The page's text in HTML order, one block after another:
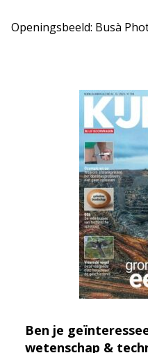
Openingsbeeld: Busà
Ben je
wetenschap &